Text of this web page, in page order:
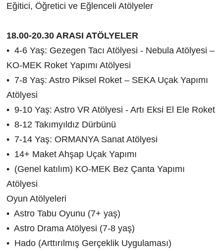
Eğitici, Öğretici ve Eğlenceli Atölyeler
18.00-20.30 ARASI ATÖLYELER
• 4-6 Yaş: Gezegen Tacı Atölyesi - Nebula Atölyesi –
KO-MEK Roket Yapımı Atölyesi
• 7-8 Yaş: Astro Piksel Roket – SEKA Uçak Yapımı
Atölyesi
• 9-10 Yaş: Astro VR Atölyesi - Artı Eksi El Ele Roket
• 8-12 Takımyıldız Dürbünü
• 7-14 Yaş: ORMANYA Sanat Atölyesi
• 14+ Maket Ahşap Uçak Yapımı
• (Genel katılım) KO-MEK Bez Çanta Yapımı
Atölyesi
Oyun Atölyeleri
• Astro Tabu Oyunu (7+ yaş)
• Astro Drama Atölyesi (7-8 yaş)
• Hado (Arttırılmış Gerçeklik Uygulaması)